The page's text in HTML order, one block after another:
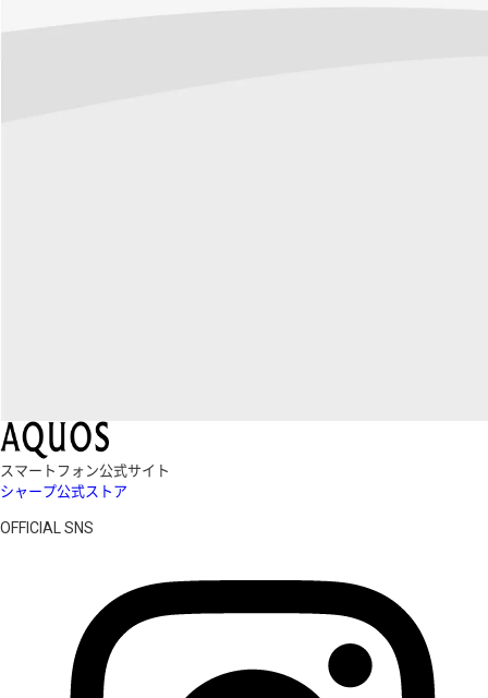
スマートフォン公式サイト
シャープ公式ストア
OFFICIAL SNS